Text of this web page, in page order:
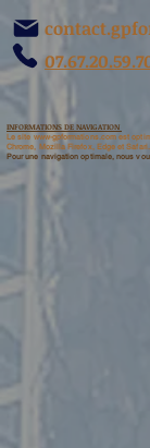
INFORMATIONS DE NAVIGATION
​Le site www-gpformations.com est
Chrome, Mozilla Firefox, Edge et Safari.
Pour une navigation optimale, nous